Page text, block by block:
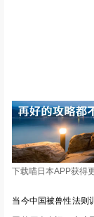
下载喵日本APP获得
当今中国被兽性法则